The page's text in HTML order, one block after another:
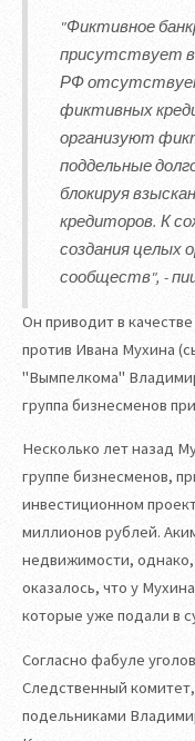
"Фиктивное
присутствует
РФ
фиктивных
организуют
поддельные
блокируя
кредиторов. К
создания целых
сообществ", -
Он приводит в
против Ивана Мухина
"Вымпелкома"
группа бизнесменов
Несколько лет назад
группе бизнесменов,
инвестиционном
миллионов рублей.
недвижимости,
оказалось, что у
которые уже подали в
Согласно фабуле
Следственный
подельниками